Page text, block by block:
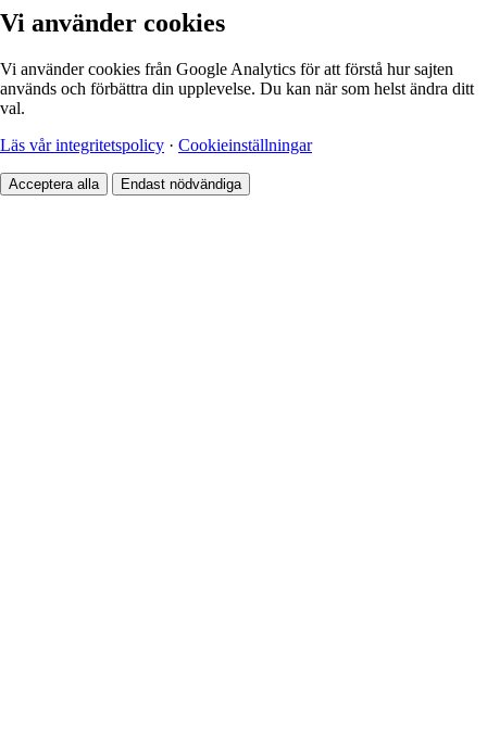
Vi använder cookies
Vi använder cookies från Google Analytics för att förstå hur sajten
används och förbättra din upplevelse. Du kan när som helst ändra ditt
val.
Läs vår integritetspolicy · Cookieinställningar
Acceptera alla Endast nödvändiga